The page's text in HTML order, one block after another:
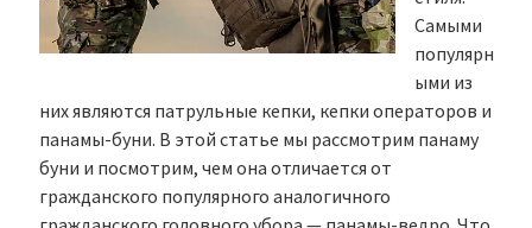
Самыми
популярн
ыми из
них являются патрульные кепки, кепки операторов и
панамы-буни. В этой статье мы рассмотрим панаму
буни и посмотрим, чем она отличается от
гражданского популярного аналогичного